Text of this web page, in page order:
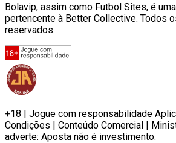
Bolavip, assim como Futbol Sites, é
pertencente à Better Collective. Todos
reservados.
+18 | Jogue com responsabilidade
Condições | Conteúdo Comercial |
adverte: Aposta não é investimento.